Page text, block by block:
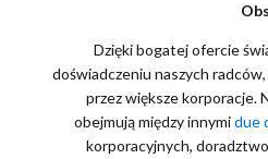
Dzięki bogatej ofercie
doświadczeniu naszych
przez większe korporacje.
obejmują między innymidue
korporacyjnych,